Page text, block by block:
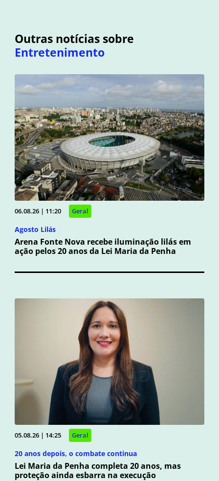
Outras notícias sobre
Entretenimento
06.08.26 | 11:20 Geral
Agosto Lilás
Arena Fonte Nova recebe iluminação lilás em
ação pelos 20 anos da Lei Maria da Penha
05.08.26 | 14:25 Geral
20 anos depois, o combate continua
Lei Maria da Penha completa 20 anos, mas
proteção ainda esbarra na execução